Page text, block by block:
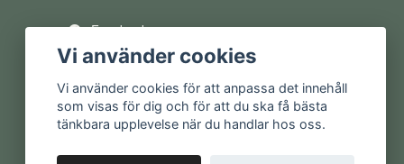
Facebook
Instagram
Vi använder cookies
Vi använder cookies för att anpassa det innehåll
som visas för dig och för att du ska få bästa
tänkbara upplevelse när du handlar hos oss.